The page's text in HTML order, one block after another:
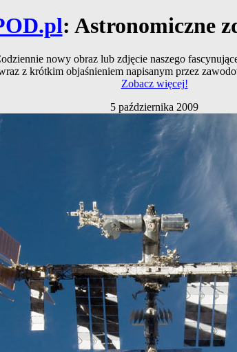
: Astronomiczne
nowy obraz lub zdjęcie naszego
z krótkim objaśnieniem napisanym przez
Zobacz więcej!
5 października 2009